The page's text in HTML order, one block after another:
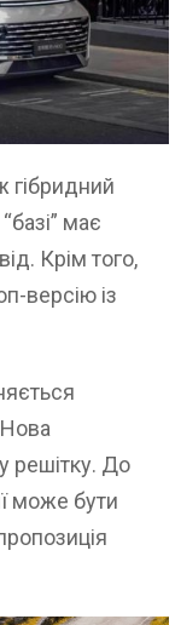
гібридний
має
Крім того,
версію із
решітку. До
може бути